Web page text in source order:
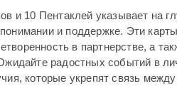
и 10 Пентаклей указывает на
и поддержке. Эти
в партнерстве, а
радостных событий в
которые укрепят связь